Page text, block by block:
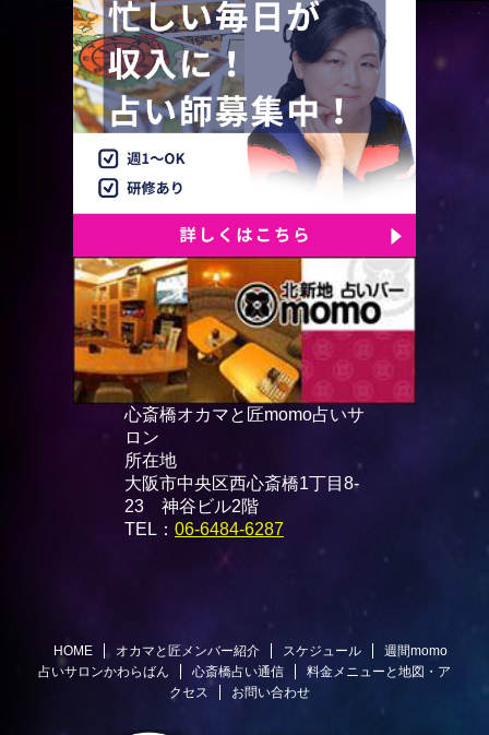
心斎橋オカマと匠momo占いサ
ロン
所在地
大阪市中央区西心斎橋1丁目8-
23 神谷ビル2階
TEL： 06-6484-6287
HOME オカマと匠メンバー紹介 スケジュール
週間momo
占いサロンかわらばん
心斎橋占い通信
料金メニューと地図・ア
クセス
お問い合わせ